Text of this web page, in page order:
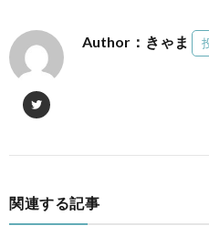
Author：きゃま
関連する記事